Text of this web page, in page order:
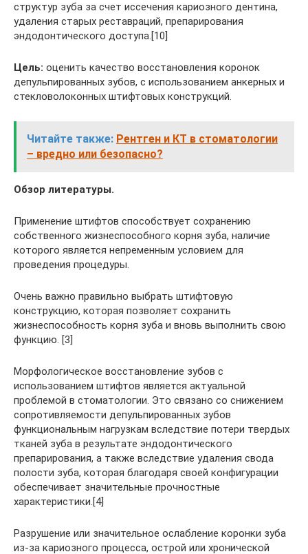
структур зуба за счет иссечения кариозного дентина,
удаления старых реставраций, препарирования
эндодонтического доступа.[10]
Цель: оценить качество восстановления коронок
депульпированных зубов, с использованием анкерных и
стекловолоконных штифтовых конструкций.
Читайте также: Рентген и КТ в стоматологии
– вредно или безопасно?
Обзор литературы.
Применение штифтов способствует сохранению
собственного жизнеспособного корня зуба, наличие
которого является непременным условием для
проведения процедуры.
Очень важно правильно выбрать штифтовую
конструкцию, которая позволяет сохранить
жизнеспособность корня зуба и вновь выполнить свою
функцию. [3]
Морфологическое восстановление зубов с
использованием штифтов является актуальной
проблемой в стоматологии. Это связано со снижением
сопротивляемости депульпированных зубов
функциональным нагрузкам вследствие потери твердых
тканей зуба в результате эндодонтического
препарирования, а также вследствие удаления свода
полости зуба, которая благодаря своей конфигурации
обеспечивает значительные прочностные
характеристики.[4]
Разрушение или значительное ослабление коронки зуба
из-за кариозного процесса, острой или хронической